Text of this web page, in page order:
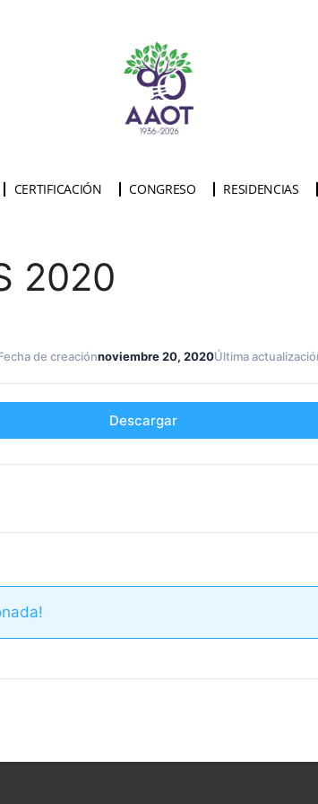
CERTIFICACIÓN CONGRESO RESIDENCIAS
2020
de creaciónnoviembre 20, 2020Última
Descargar